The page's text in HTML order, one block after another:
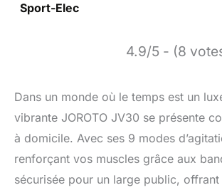
Sport-Elec
4.9/5 - (8
Dans un monde où le temps est un
vibrante JOROTO JV30 se présente
à domicile. Avec ses 9 modes
renforçant vos muscles grâce aux
sécurisée pour un large public,